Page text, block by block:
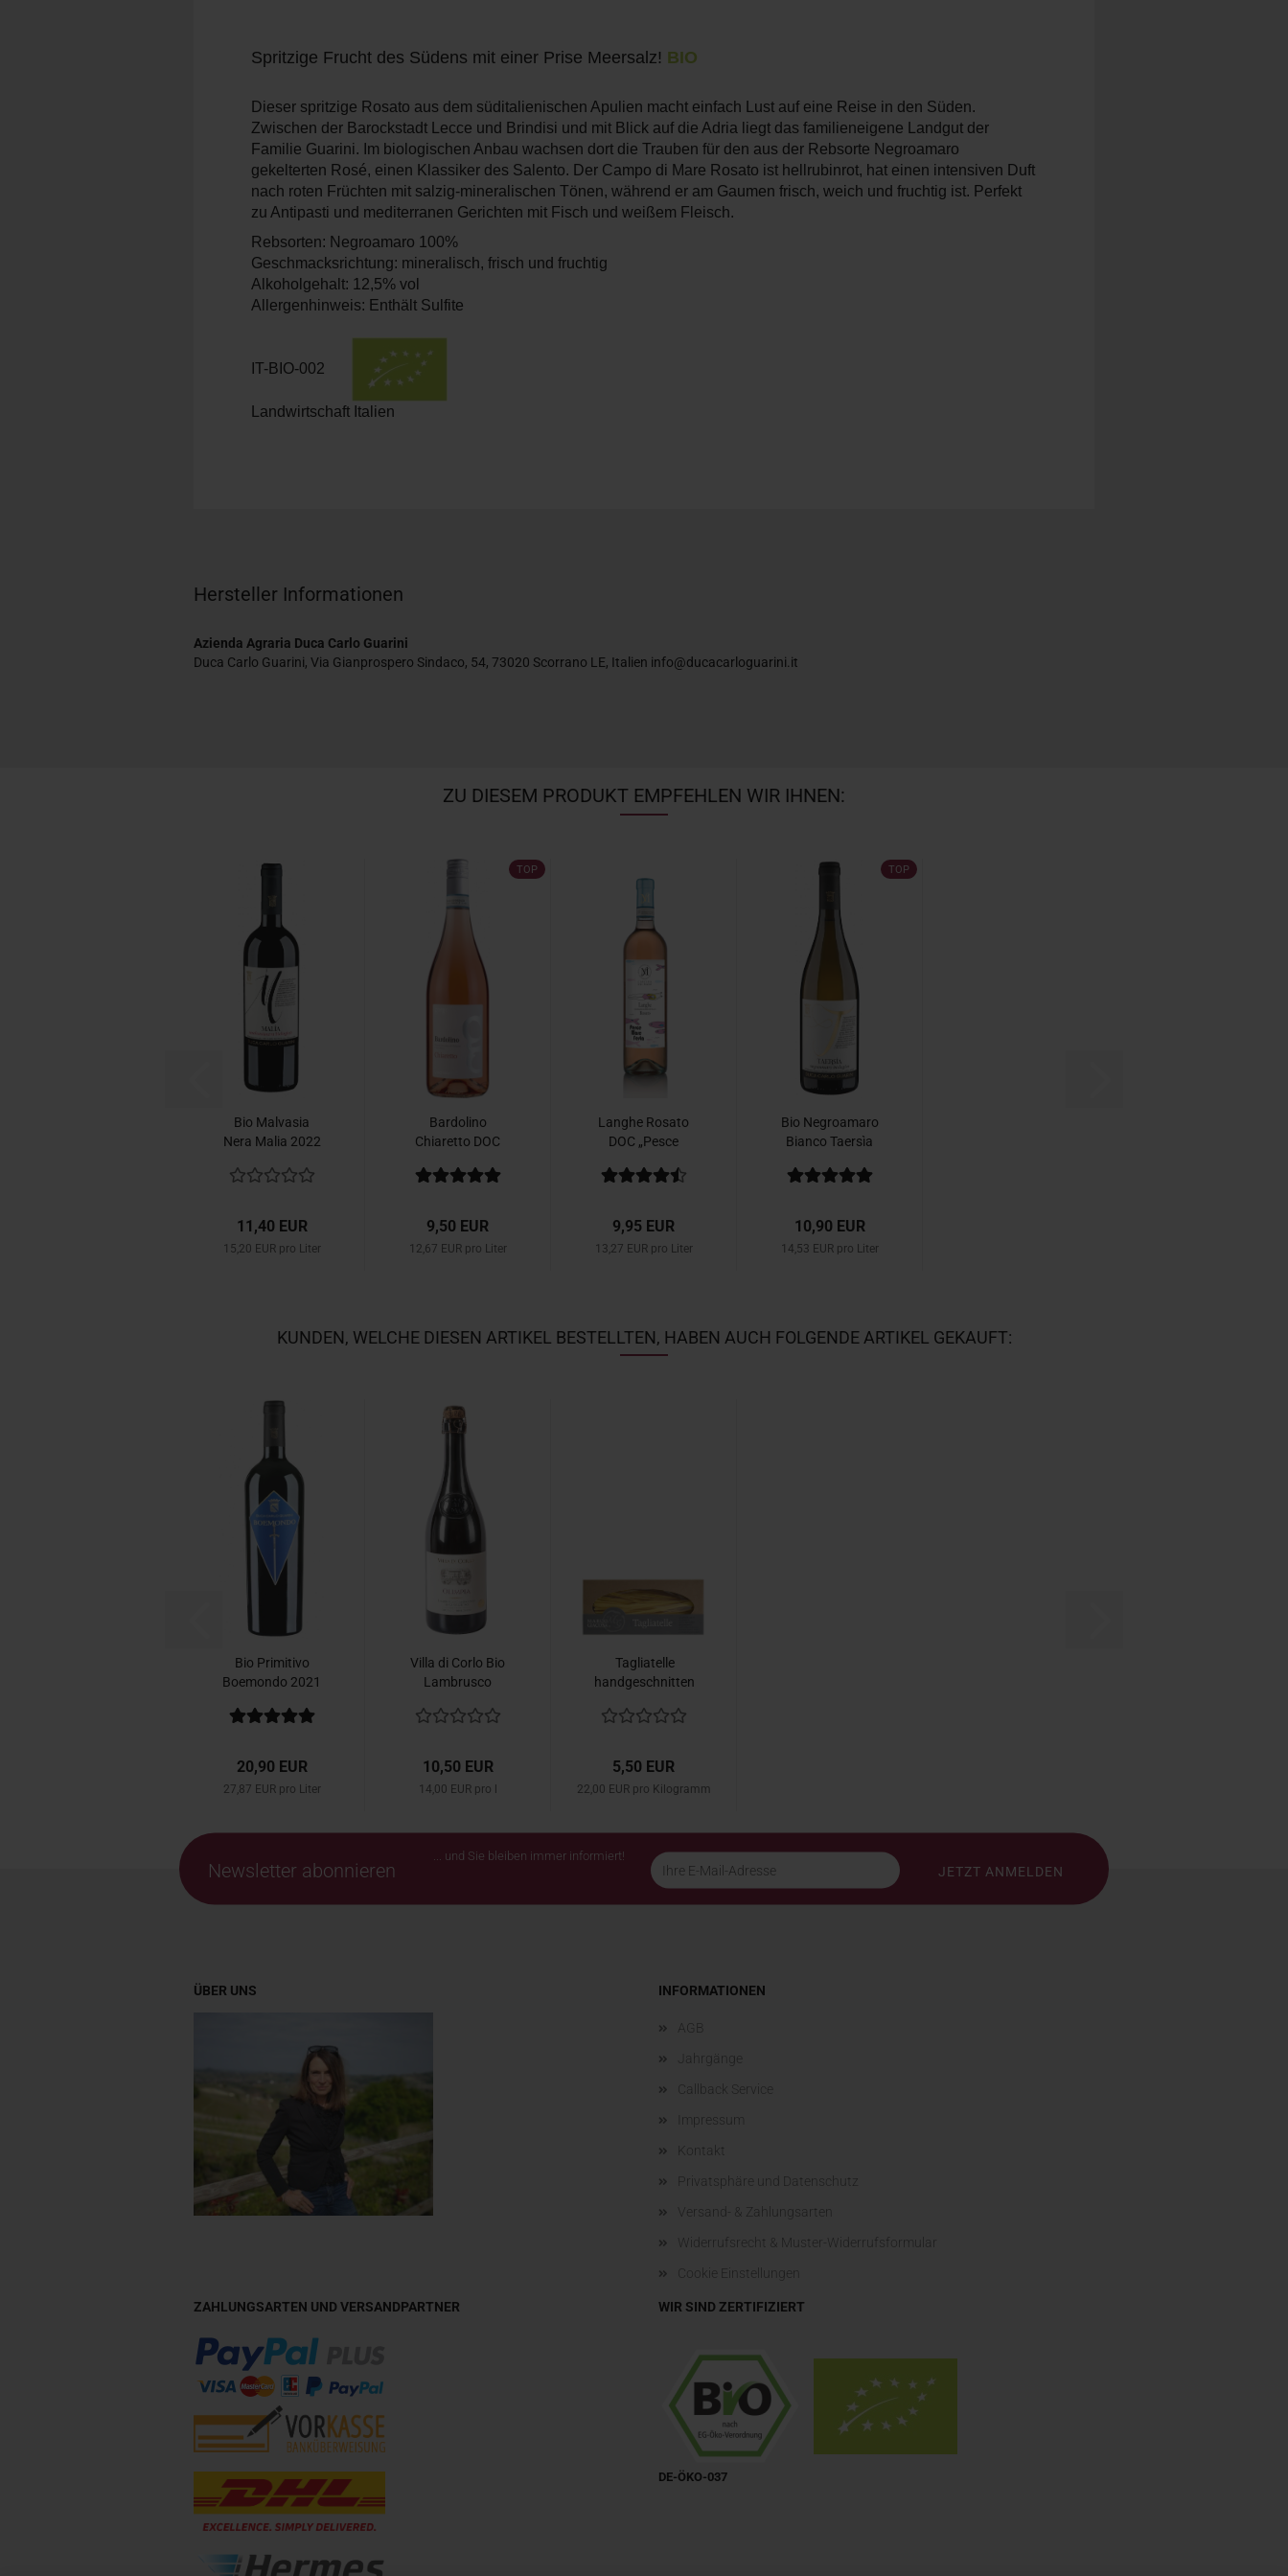
Spritzige Frucht des Südens mit einer Prise Meersalz! BIO
Dieser spritzige Rosato aus dem süditalienischen Apulien macht einfach Lust auf eine Reise in den Süden.
Zwischen der Barockstadt Lecce und Brindisi und mit Blick auf die Adria liegt das familieneigene Landgut der
Familie Guarini. Im biologischen Anbau wachsen dort die Trauben für den aus der Rebsorte Negroamaro
gekelterten Rosé, einen Klassiker des Salento. Der Campo di Mare Rosato ist hellrubinrot, hat einen intensiven Duft
nach roten Früchten mit salzig-mineralischen Tönen, während er am Gaumen frisch, weich und fruchtig ist. Perfekt
zu Antipasti und mediterranen Gerichten mit Fisch und weißem Fleisch.
Rebsorten: Negroamaro 100%
Geschmacksrichtung: mineralisch, frisch und fruchtig
Alkoholgehalt: 12,5% vol
Allergenhinweis: Enthält Sulfite
IT-BIO-002
Landwirtschaft Italien
Hersteller Informationen
Azienda Agraria Duca Carlo Guarini
Duca Carlo Guarini, Via Gianprospero Sindaco, 54, 73020 Scorrano LE, Italien info@ducacarloguarini.it
ZU DIESEM PRODUKT EMPFEHLEN WIR IHNEN:
Bio Malvasia
Nera Malia 2022
11,40 EUR
15,20 EUR pro Liter
TOP
Bardolino
Chiaretto DOC
9,50 EUR
12,67 EUR pro Liter
Langhe Rosato
DOC „Pesce
2025...
9,95 EUR
13,27 EUR pro Liter
TOP
Bio Negroamaro
Bianco Taersìa
10,90 EUR
14,53 EUR pro Liter
KUNDEN, WELCHE DIESEN ARTIKEL BESTELLTEN, HABEN AUCH FOLGENDE ARTIKEL GEKAUFT:
Bio Primitivo
Boemondo 2021
20,90 EUR
27,87 EUR pro Liter
Villa di Corlo Bio
Lambrusco
10,50 EUR
14,00 EUR pro l
Tagliatelle
handgeschnitten
Giacosa...
5,50 EUR
22,00 EUR pro Kilogramm
Newsletter abonnieren
... und Sie bleiben immer informiert!
ÜBER UNS INFORMATIONEN
AGB
Jahrgänge
Callback Service
Impressum
Kontakt
Privatsphäre und Datenschutz
Versand- & Zahlungsarten
Widerrufsrecht & Muster-Widerrufsformular
Cookie Einstellungen
ZAHLUNGSARTEN UND VERSANDPARTNER WIR SIND ZERTIFIZIERT
DE-ÖKO-037